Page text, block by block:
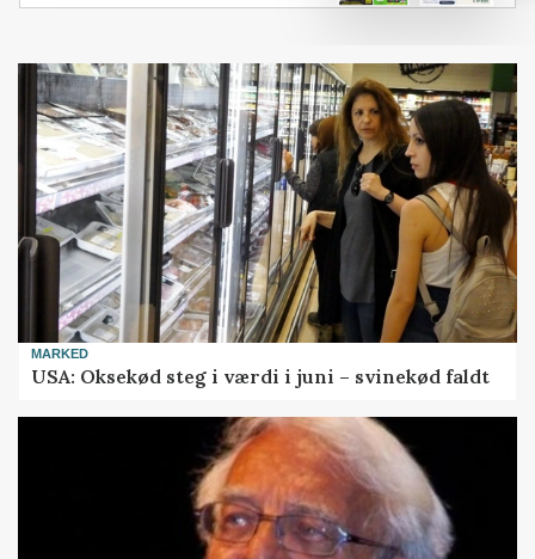
MARKED
USA: Oksekød steg i værdi i juni – svinekød faldt